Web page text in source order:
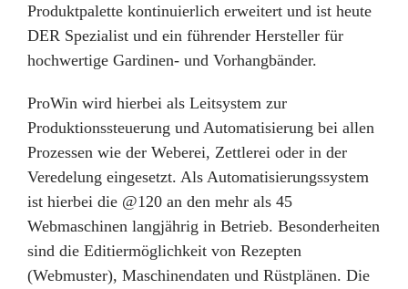
Produktpalette kontinuierlich erweitert und ist heute
DER Spezialist und ein führender Hersteller für
hochwertige Gardinen- und Vorhangbänder.
ProWin wird hierbei als Leitsystem zur
Produktionssteuerung und Automatisierung bei allen
Prozessen wie der Weberei, Zettlerei oder in der
Veredelung eingesetzt. Als Automatisierungssystem
ist hierbei die @120 an den mehr als 45
Webmaschinen langjährig in Betrieb. Besonderheiten
sind die Editiermöglichkeit von Rezepten
(Webmuster), Maschinendaten und Rüstplänen. Die